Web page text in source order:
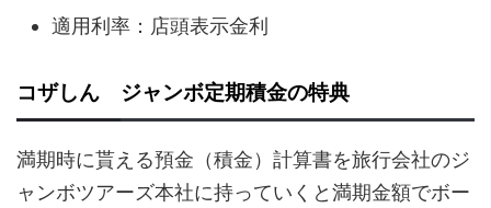
適用利率：店頭表示金利
コザしん ジャンボ定期積金の特典
満期時に貰える預金（積金）計算書を旅行会社のジ
ャンボツアーズ本社に持っていくと満期金額でボー